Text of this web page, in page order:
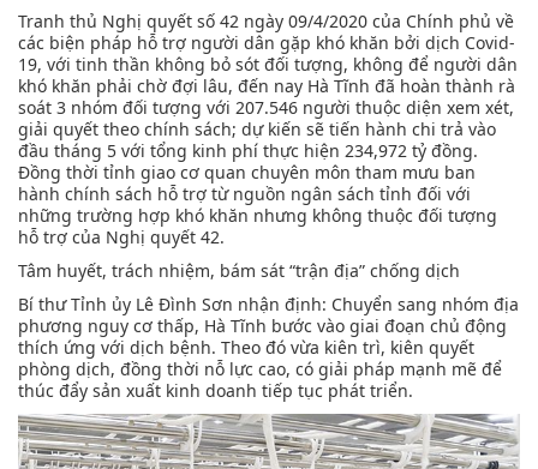
Tranh thủ Nghị quyết số 42 ngày 09/4/2020 của Chính phủ về
các biện pháp hỗ trợ người dân gặp khó khăn bởi dịch Covid-
19, với tinh thần không bỏ sót đối tượng, không để người dân
khó khăn phải chờ đợi lâu, đến nay Hà Tĩnh đã hoàn thành rà
soát 3 nhóm đối tượng với 207.546 người thuộc diện xem xét,
giải quyết theo chính sách; dự kiến sẽ tiến hành chi trả vào
đầu tháng 5 với tổng kinh phí thực hiện 234,972 tỷ đồng.
Đồng thời tỉnh giao cơ quan chuyên môn tham mưu ban
hành chính sách hỗ trợ từ nguồn ngân sách tỉnh đối với
những trường hợp khó khăn nhưng không thuộc đối tượng
hỗ trợ của Nghị quyết 42.
Tâm huyết, trách nhiệm, bám sát “trận địa” chống dịch
Bí thư Tỉnh ủy Lê Đình Sơn nhận định: Chuyển sang nhóm địa
phương nguy cơ thấp, Hà Tĩnh bước vào giai đoạn chủ động
thích ứng với dịch bệnh. Theo đó vừa kiên trì, kiên quyết
phòng dịch, đồng thời nỗ lực cao, có giải pháp mạnh mẽ để
thúc đẩy sản xuất kinh doanh tiếp tục phát triển.